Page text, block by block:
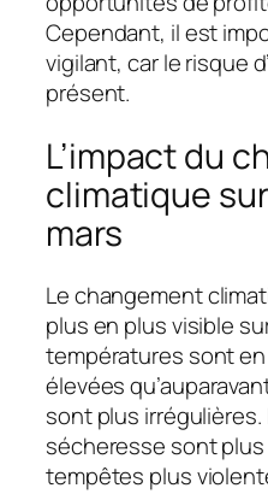
Cependant, il est
vigilant, car le risque
présent.
L’impact du
climatique
mars
Le changement
plus en plus visible
températures sont
élevées
sont plus
sécheresse sont
tempêtes plus